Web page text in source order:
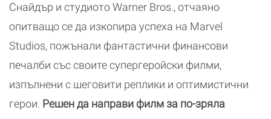
Снайдър и студиото Warner Bros., отчаяно
опитващо се да изкопира успеха на Marvel
Studios, пожънали фантастични финансови
печалби със своите супергеройски филми,
изпълнени с шеговити реплики и оптимистични
герои. Решен да направи филм за по-зряла